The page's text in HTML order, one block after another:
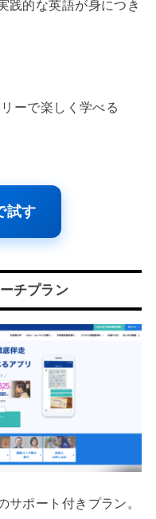
践的な英語が身につき
ーで楽しく学べる
試す
チプラン
サポート付きプラン。